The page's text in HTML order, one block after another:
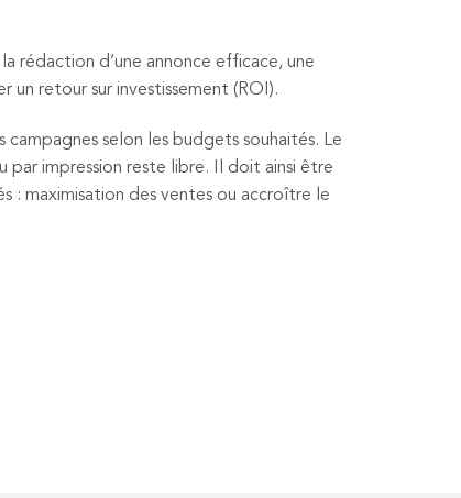
rédaction d’une annonce efficace, une
retour sur investissement (ROI).
selon les budgets souhaités. Le
impression reste libre. Il doit ainsi être
: maximisation des ventes ou accroître le